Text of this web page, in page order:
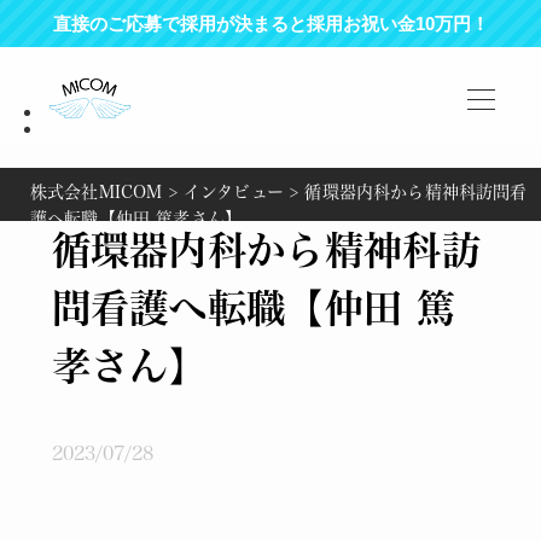
直接のご応募で採用が決まると採用お祝い金10万円！
株式会社MICOM > インタビュー >循環器内科から精神科訪問看
護へ転職【仲田 篤孝さん】
循環器内科から精神科訪
問看護へ転職【仲田 篤
孝さん】
2023/07/28